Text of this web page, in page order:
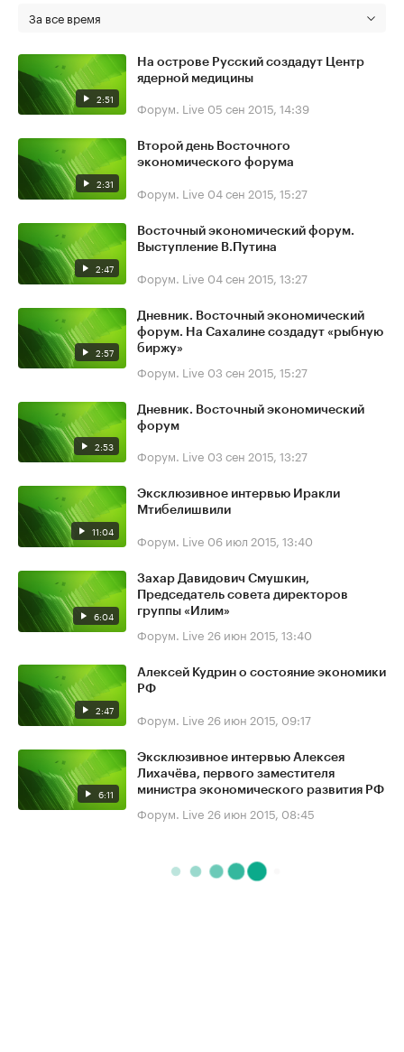
За все время
2:51
На острове Русский создадут Центр
ядерной медицины
Форум. Live 05 сен 2015, 14:39
2:31
Второй день Восточного
экономического форума
Форум. Live 04 сен 2015, 15:27
2:47
Восточный экономический форум.
Выступление В.Путина
Форум. Live 04 сен 2015, 13:27
2:57
Дневник. Восточный экономический
форум. На Сахалине создадут «рыбную
биржу»
Форум. Live 03 сен 2015, 15:27
2:53
Дневник. Восточный экономический
форум
Форум. Live 03 сен 2015, 13:27
11:04
Эксклюзивное интервью Иракли
Мтибелишвили
Форум. Live 06 июл 2015, 13:40
6:04
Захар Давидович Смушкин,
Председатель совета директоров
группы «Илим»
Форум. Live 26 июн 2015, 13:40
2:47
Алексей Кудрин о состояние экономики
РФ
Форум. Live 26 июн 2015, 09:17
6:11
Эксклюзивное интервью Алексея
Лихачёва, первого заместителя
министра экономического развития РФ
Форум. Live 26 июн 2015, 08:45